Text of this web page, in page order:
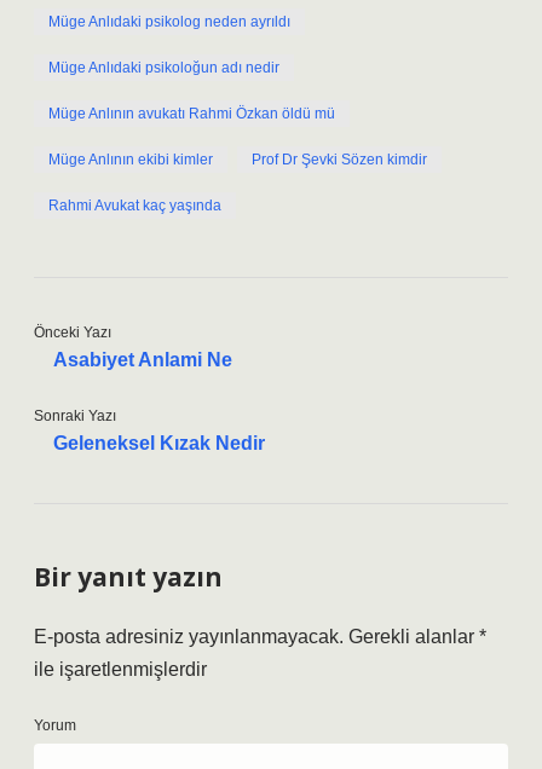
Müge Anlıdaki psikolog neden ayrıldı
Müge Anlıdaki psikoloğun adı nedir
Müge Anlının avukatı Rahmi Özkan öldü mü
Müge Anlının ekibi kimler Prof Dr Şevki Sözen kimdir
Rahmi Avukat kaç yaşında
Önceki Yazı
Asabiyet Anlami Ne
Sonraki Yazı
Geleneksel Kızak Nedir
Bir yanıt yazın
E-posta adresiniz yayınlanmayacak. Gerekli alanlar *
ile işaretlenmişlerdir
Yorum